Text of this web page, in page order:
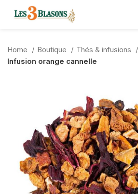
Home Boutique
Thés & infusions
Infusion orange cannelle